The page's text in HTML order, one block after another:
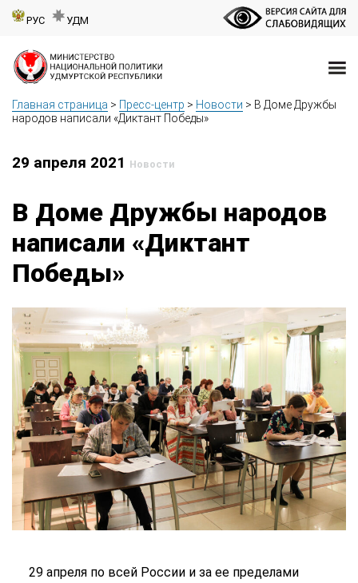
РУС УДМ
Главная страница > Пресс-центр > Новости > В Доме Дружбы
народов написали «Диктант Победы»
29 апреля 2021 Новости
В Доме Дружбы народов
написали «Диктант
Победы»
29 апреля по всей России и за ее пределами